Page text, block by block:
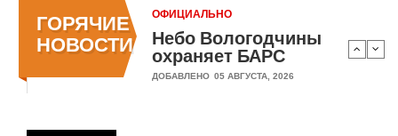
ГОРЯЧИЕ
НОВОСТИ
ОФИЦИАЛЬНО
Небо Вологодчины
охраняет БАРС
ДОБАВЛЕНО 05 АВГУСТА, 2026